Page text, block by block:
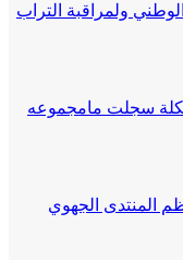
ولمراقبة التراب
سجلت مامجموعه
المنتدى الجهوي